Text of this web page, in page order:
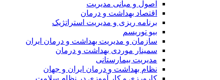
اصول و مبانی مدیریت
اقتصاد بهداشت و درمان
برنامه ریزی و مدیریت استراتژیک
بیو توریسم
سازمان و مدیریت بهداشت و درمان ایران
سمینار موردی بهداشت و درمان
مدیریت بیمارستانی
نظام بهداشت و درمان ایران و جهان
کارورزی و کار آموزی در نظام سلامت